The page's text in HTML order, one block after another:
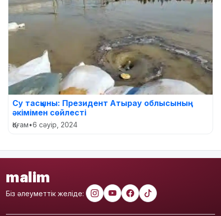
Су тасқыны: Президент Атырау облысының
әкімімен сөйлесті
Қоғам•6 сәуір, 2024
malim
Біз әлеуметтік желіде: